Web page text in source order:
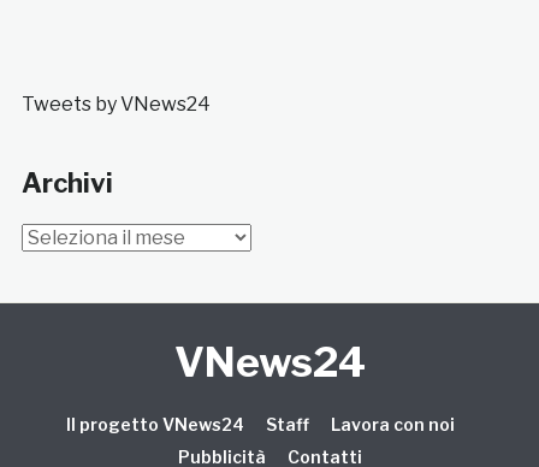
Tweets by VNews24
Archivi
Archivi
VNews24
Il progetto VNews24 Staff
Lavora con noi
Pubblicità
Contatti